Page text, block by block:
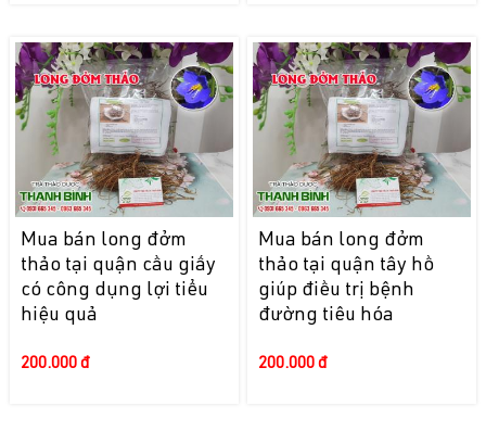
Mua bán long đởm
thảo tại quận cầu giấy
có công dụng lợi tiểu
hiệu quả
200.000 đ
Mua bán long đởm
thảo tại quận tây hồ
giúp điều trị bệnh
đường tiêu hóa
200.000 đ